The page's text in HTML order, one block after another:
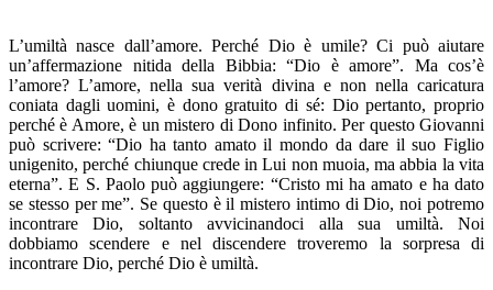
L’umiltà nasce dall’amore. Perché Dio è umile? Ci può aiutare
un’affermazione nitida della Bibbia: “Dio è amore”. Ma cos’è
l’amore? L’amore, nella sua verità divina e non nella caricatura
coniata dagli uomini, è dono gratuito di sé: Dio pertanto, proprio
perché è Amore, è un mistero di Dono infinito. Per questo Giovanni
può scrivere: “Dio ha tanto amato il mondo da dare il suo Figlio
unigenito, perché chiunque crede in Lui non muoia, ma abbia la vita
eterna”. E S. Paolo può aggiungere: “Cristo mi ha amato e ha dato
se stesso per me”. Se questo è il mistero intimo di Dio, noi potremo
incontrare Dio, soltanto avvicinandoci alla sua umiltà. Noi
dobbiamo scendere e nel discendere troveremo la sorpresa di
incontrare Dio, perché Dio è umiltà.